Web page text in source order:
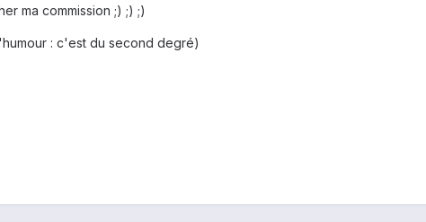
ma commission ;) ;) ;)
: c'est du second degré)